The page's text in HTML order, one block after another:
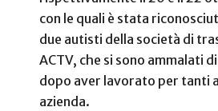
con le quali è stata
due autisti della società di
ACTV, che si sono ammalati
dopo aver lavorato per tanti
azienda.